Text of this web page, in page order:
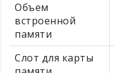
Объем
встроенной
памяти
Слот для карты